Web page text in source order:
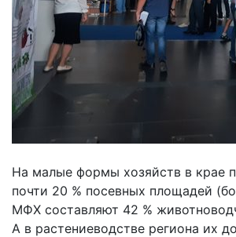
На малые формы хозяйств в крае
почти 20 % посевных площадей
МФХ составляют 42 %
А в растениеводстве региона их